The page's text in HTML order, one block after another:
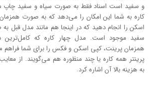
و سفید است اسناد فقط به صورت سیاه و سفید
کاره به شما این امکان را می‌دهد که به صورت
اسکن را انجام دهید که در اینجا هم مانند مدل قبل
سفید موجود است. مدل چهار کاره که کامل‌ترین
همزمان پرینت، کپی اسکن و فکس را برای شما فراهم
پرینتر همه کاره یا چند منظوره هم می‌گویند. از
به هزینه بالا آن اشاره کرد.